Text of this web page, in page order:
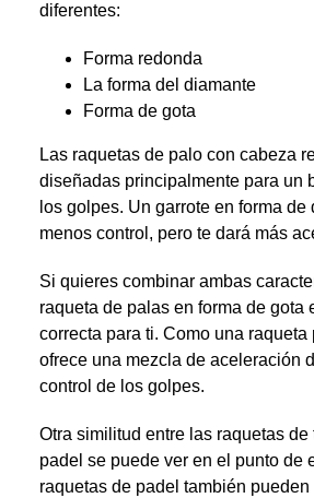
diferentes:
Forma redonda
La forma del diamante
Forma de gota
Las raquetas de palo con cabeza
diseñadas principalmente para un
los golpes. Un garrote en forma de
menos control, pero te dará más
Si quieres combinar ambas
raqueta de palas en forma de gota
correcta para ti. Como una raqueta
ofrece una mezcla de aceleración
control de los golpes.
Otra similitud entre las raquetas de
padel se puede ver en el punto de
raquetas de padel también pueden